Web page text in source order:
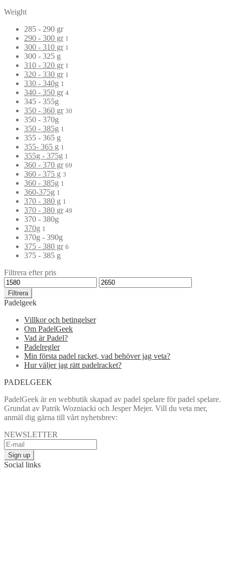
Weight
285 - 290 gr
290 - 300 gr 1
300 - 310 gr 1
300 - 325 g
310 - 320 gr 1
320 - 330 gr 1
330 - 340g 1
340 - 350 gr 4
345 - 355g
350 - 360 gr 30
350 - 370g
350 - 385g 1
355 - 365 g
355- 365 g 1
355g - 375g 1
360 - 370 gr 69
360 - 375 g 3
360 - 385g 1
360-375g 1
370 - 380 g 1
370 - 380 gr 49
370 - 380g
370g 1
370g - 390g
375 - 380 gr 6
375 - 385 g
Filtrera efter pris
Filtrera
Padelgeek
Villkor och betingelser
Om PadelGeek
Vad är Padel?
Padelregler
Min första padel racket, vad behöver jag veta?
Hur väljer jag rätt padelracket?
PADELGEEK
PadelGeek är en webbutik skapad av padel spelare för padel spelare.
Grundat av Patrik Wozniacki och Jesper Mejer. Vill du veta mer,
anmäl dig gärna till vårt nyhetsbrev:
NEWSLETTER
Social links